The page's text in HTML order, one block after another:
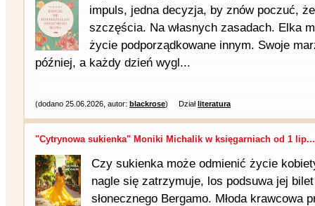
impuls, jedna decyzja, by znów poczuć,
szczęścia. Na własnych zasadach. Elka
życie podporządkowane innym. Swoje
później, a każdy dzień wygl...
(dodano 25.06.2026, autor: blackrose) Działliteratura
"Cytrynowa sukienka" Moniki Michalik w księgarniach od 1 lip...
Czy sukienka może odmienić życie
nagle się zatrzymuje, los podsuwa jej
słonecznego Bergamo. Młoda krawcowa